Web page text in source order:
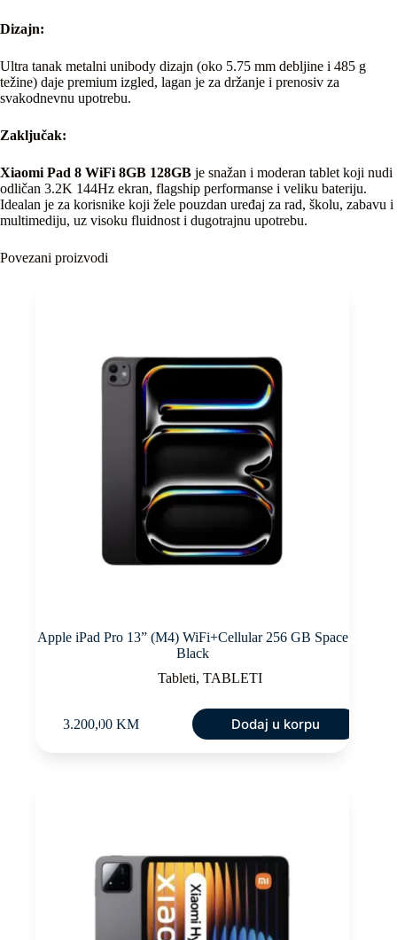
Dizajn:
Ultra tanak metalni unibody dizajn (oko 5.75 mm debljine i 485 g
težine) daje premium izgled, lagan je za držanje i prenosiv za
svakodnevnu upotrebu.
Zaključak:
Xiaomi Pad 8 WiFi 8GB 128GB je snažan i moderan tablet koji nudi
odličan 3.2K 144Hz ekran, flagship performanse i veliku bateriju.
Idealan je za korisnike koji žele pouzdan uređaj za rad, školu, zabavu i
multimediju, uz visoku fluidnost i dugotrajnu upotrebu.
Povezani proizvodi
Apple iPad Pro 13” (M4) WiFi+Cellular 256 GB Space
Black
Tableti,TABLETI
3.200,00 KM Dodaj u korpu